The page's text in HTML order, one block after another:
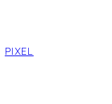
PIXEL